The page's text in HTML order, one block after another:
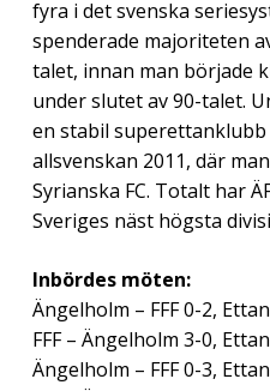
fyra i det svenska
spenderade majoriteten
talet, innan man började
under slutet av 90-talet.
en stabil
allsvenskan 2011, där
Syrianska FC. Totalt har
Sveriges näst högsta
Inbördes möten:
Ängelholm – FFF 0-2,
FFF – Ängelholm 3-0,
Ängelholm – FFF 0-3,